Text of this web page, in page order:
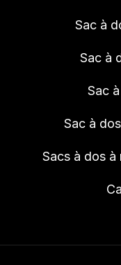
Sac à
Sac à
Sac
Sac à
Sacs à dos à